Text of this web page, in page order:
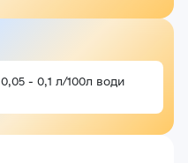
0,05 - 0,1 л/100л води